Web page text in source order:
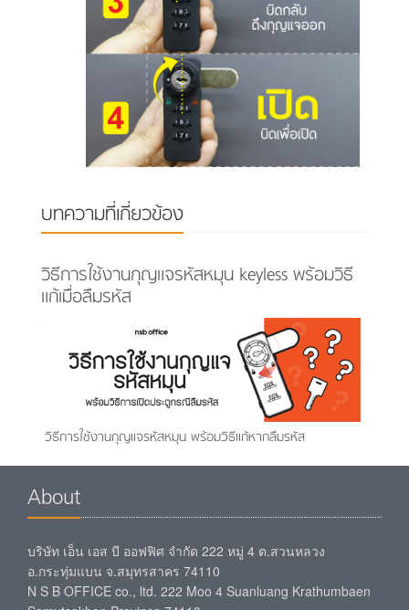
บทความที่เกี่ยวข้อง
วิธีการใช้งานกุญแจรหัสหมุน keyless พร้อมวิธี
แก้เมื่อลืมรหัส
วิธีการใช้งานกุญแจรหัสหมุน พร้อมวิธีแก้หากลืมรหัส
About
บริษัท เอ็น เอส บี ออฟฟิศ จำกัด 222 หมู่ 4 ต.สวนหลวง
อ.กระทุ่มแบน จ.สมุทรสาคร 74110
N S B OFFICE co., ltd. 222 Moo 4 Suanluang Krathumbaen